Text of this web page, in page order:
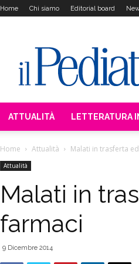
Home Chi siamo Editorial board
Pediatra
ATTUALITÀ LETTERATURA
Home Attualità Malati in trasferta
Attualità
Malati in
farmaci
9 Dicembre 2014